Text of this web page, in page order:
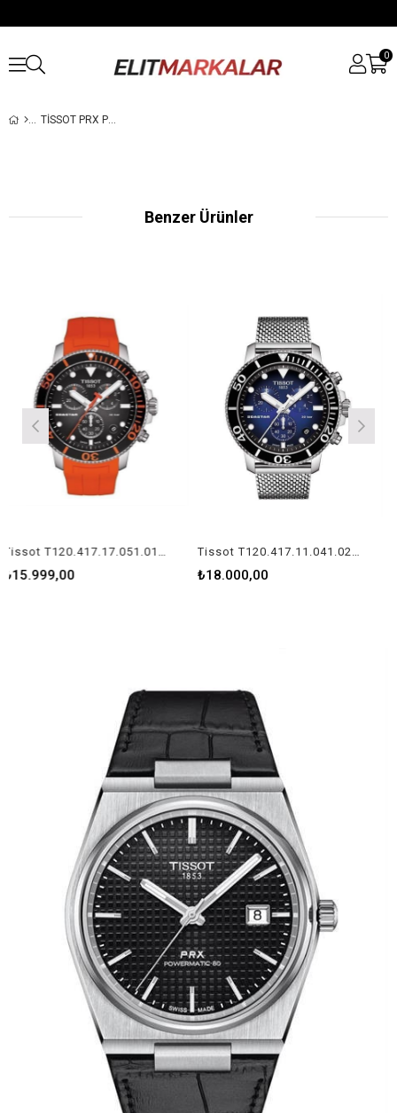
0
TISSOT PRX POWERMATIC 80 T137.407.16.051.00 ERKEK KOL SAATI
Benzer Ürünler
Tissot T120.417.17.051.01 Erkek Kol Saati Tissot T120.417.11.041.02 Erkek Kol Saati
₺18.000,00